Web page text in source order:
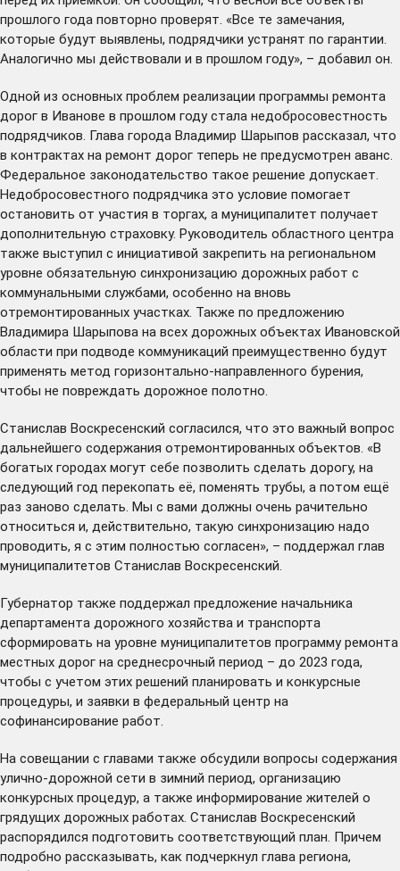
прошлого года повторно проверят. «Все те замечания,
которые будут выявлены, подрядчики устранят по гарантии.
Аналогично мы действовали и в прошлом году», – добавил он.
Одной из основных проблем реализации программы ремонта
дорог в Иванове в прошлом году стала недобросовестность
подрядчиков. Глава города Владимир Шарыпов рассказал, что
в контрактах на ремонт дорог теперь не предусмотрен аванс.
Федеральное законодательство такое решение допускает.
Недобросовестного подрядчика это условие помогает
остановить от участия в торгах, а муниципалитет получает
дополнительную страховку. Руководитель областного центра
также выступил с инициативой закрепить на региональном
уровне обязательную синхронизацию дорожных работ с
коммунальными службами, особенно на вновь
отремонтированных участках. Также по предложению
Владимира Шарыпова на всех дорожных объектах Ивановской
области при подводе коммуникаций преимущественно будут
применять метод горизонтально-направленного бурения,
чтобы не повреждать дорожное полотно.
Станислав Воскресенский согласился, что это важный вопрос
дальнейшего содержания отремонтированных объектов. «В
богатых городах могут себе позволить сделать дорогу, на
следующий год перекопать её, поменять трубы, а потом ещё
раз заново сделать. Мы с вами должны очень рачительно
относиться и, действительно, такую синхронизацию надо
проводить, я с этим полностью согласен», – поддержал глав
муниципалитетов Станислав Воскресенский.
Губернатор также поддержал предложение начальника
департамента дорожного хозяйства и транспорта
сформировать на уровне муниципалитетов программу ремонта
местных дорог на среднесрочный период – до 2023 года,
чтобы с учетом этих решений планировать и конкурсные
процедуры, и заявки в федеральный центр на
софинансирование работ.
На совещании с главами также обсудили вопросы содержания
улично-дорожной сети в зимний период, организацию
конкурсных процедур, а также информирование жителей о
грядущих дорожных работах. Станислав Воскресенский
распорядился подготовить соответствующий план. Причем
подробно рассказывать, как подчеркнул глава региона,